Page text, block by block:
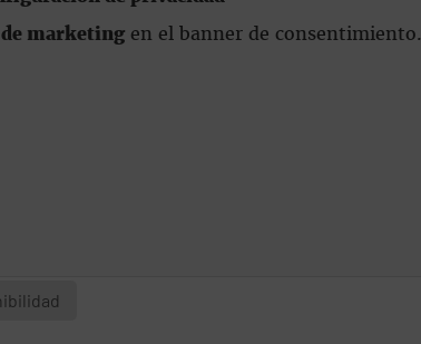
marketing en el banner de consentimiento.